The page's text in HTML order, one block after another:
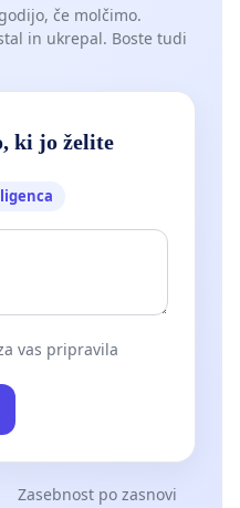
če molčimo.
in ukrepal. Boste tudi
ki jo želite
vas pripravila
Zasebnost po zasnovi